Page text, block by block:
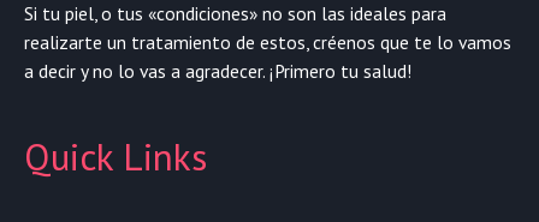
Si tu piel, o tus «condiciones» no son las ideales para
realizarte un tratamiento de estos, créenos que te lo vamos
a decir y no lo vas a agradecer. ¡Primero tu salud!
Quick Links